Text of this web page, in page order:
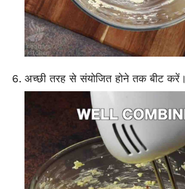
अच्छी तरह से संयोजित होने तक बीट करें।